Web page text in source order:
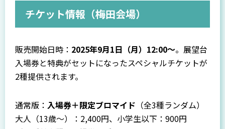
チケット情報（梅田会場）
販売開始日時： 2025年9月1日（月）12:00〜。展望台
入場券と特典がセットになったスペシャルチケットが
2種提供されます。
通常版： 入場券＋限定ブロマイド （全3種ランダム）
大人（13歳〜）：2,400円、小学生以下：900円